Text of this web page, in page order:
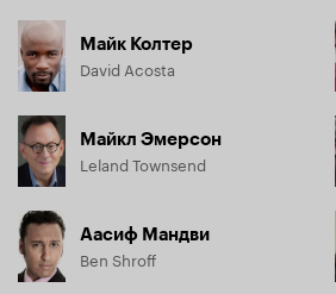
Майк Колтер
David Acosta
Майкл Эмерсон
Leland Townsend
Аасиф Мандви
Ben Shroff